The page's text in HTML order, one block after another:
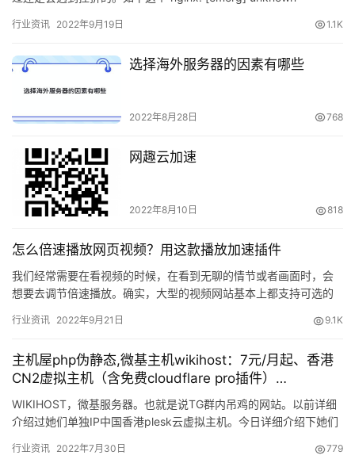
行业资讯 2022年9月19日 1.1K
选择海外服务器的因素有哪些
2022年8月28日 768
网趣云加速
2022年8月10日 818
怎么倍速播放网页视频？用这款播放加速插件
我们经常需要在看视频的时候，在看到无聊的情节或者画面时，会
想要去调节倍速播放。确实，大型的视频网站基本上都支持可选的
行业资讯 2022年9月21日 9.1K
主机屋php伪静态,微基主机wikihost：7元/月起、香港
CN2虚拟主机（含免费cloudflare pro插件）…
WIKIHOST，微基服务器。也就是说TG群内吊鸡的网站。以前详细
介绍过她们单独IP中国香港plesk云虚拟主机。今日详细介绍下她们
行业资讯 2022年7月30日 779